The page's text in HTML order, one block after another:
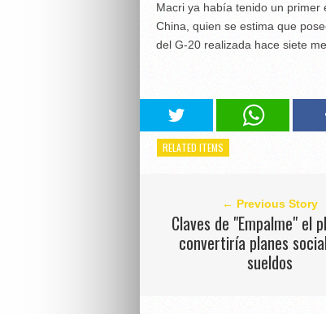
Macri ya había tenido un
China, quien se estima que
del G-20 realizada hace siete
RELATED ITEMS
← Previous Story
Claves de "Empalme" el
convertiría planes
sueldos